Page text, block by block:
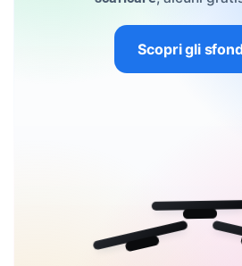
Scopri gli